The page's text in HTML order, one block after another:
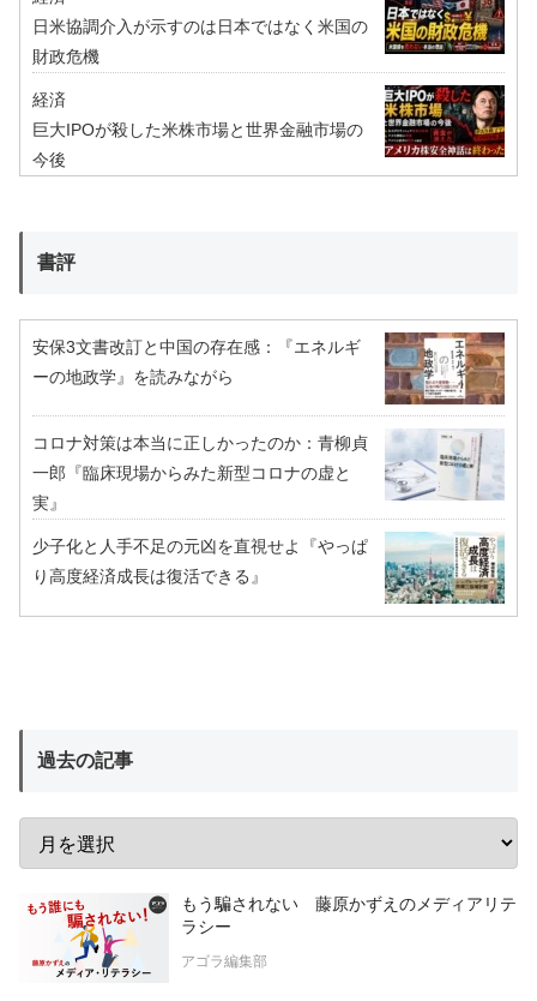
日米協調介入が示すのは日本ではなく米国の
財政危機
経済
巨大IPOが殺した米株市場と世界金融市場の
今後
書評
安保3文書改訂と中国の存在感：『エネルギ
ーの地政学』を読みながら
コロナ対策は本当に正しかったのか：青柳貞
一郎『臨床現場からみた新型コロナの虚と
実』
少子化と人手不足の元凶を直視せよ『やっぱ
り高度経済成長は復活できる』
過去の記事
もう騙されない 藤原かずえのメディアリテ
ラシー
アゴラ編集部